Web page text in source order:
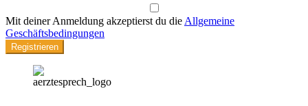
Mit deiner Anmeldung akzeptierst du die Allgemeine
Geschäftsbedingungen
Registrieren